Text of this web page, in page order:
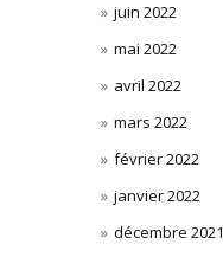
juin 2022
mai 2022
avril 2022
mars 2022
février 2022
janvier 2022
décembre 2021